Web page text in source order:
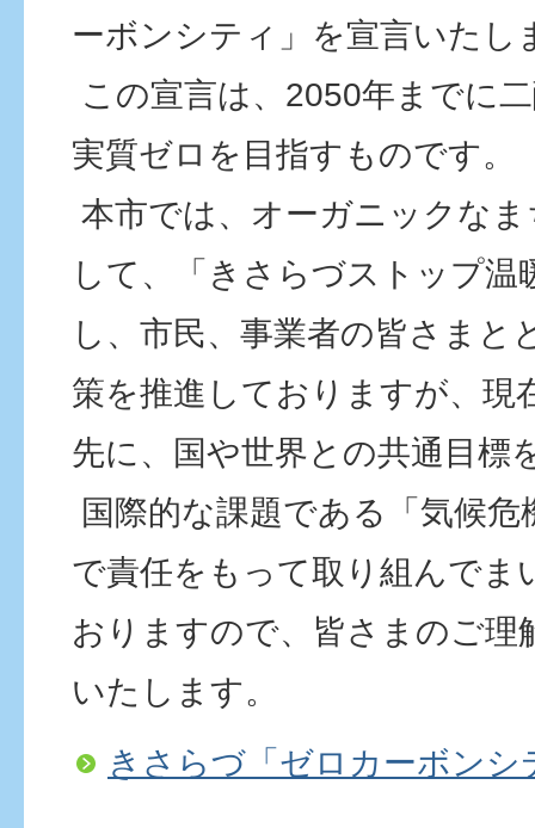
ーボンシティ」を宣言いたし
この宣言は、2050年までに
実質ゼロを目指すものです。
本市では、オーガニックな
して、「きさらづストップ温
し、市民、事業者の皆さまと
策を推進しておりますが、現
先に、国や世界との共通目標
国際的な課題である「気候
で責任をもって取り組んでま
おりますので、皆さまのご理
いたします。
きさらづ「ゼロカーボンシ